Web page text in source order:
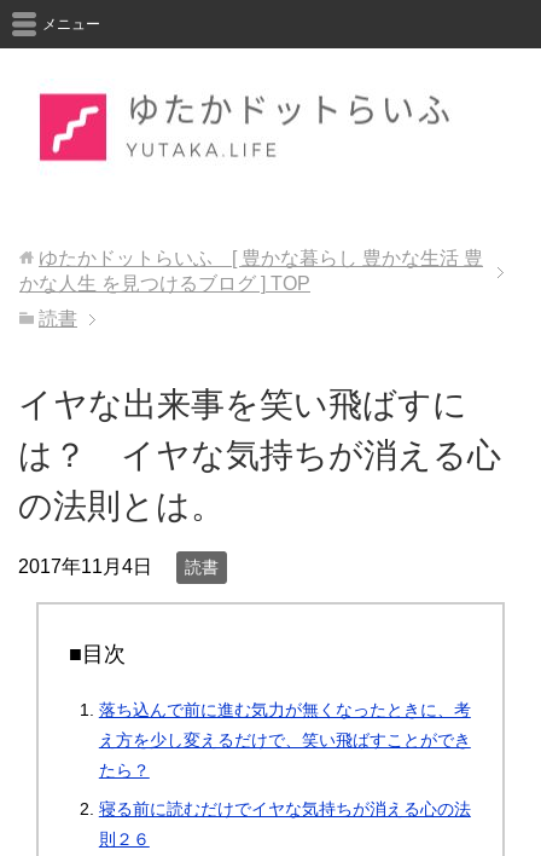
メニュー
ゆたかドットらいふ [ 豊かな暮らし 豊かな生活 豊
かな人生 を見つけるブログ ] TOP
読書
イヤな出来事を笑い飛ばすに
は？ イヤな気持ちが消える心
の法則とは。
2017年11月4日 読書
■目次
落ち込んで前に進む気力が無くなったときに、考
え方を少し変えるだけで、笑い飛ばすことができ
たら？
寝る前に読むだけでイヤな気持ちが消える心の法
則２６